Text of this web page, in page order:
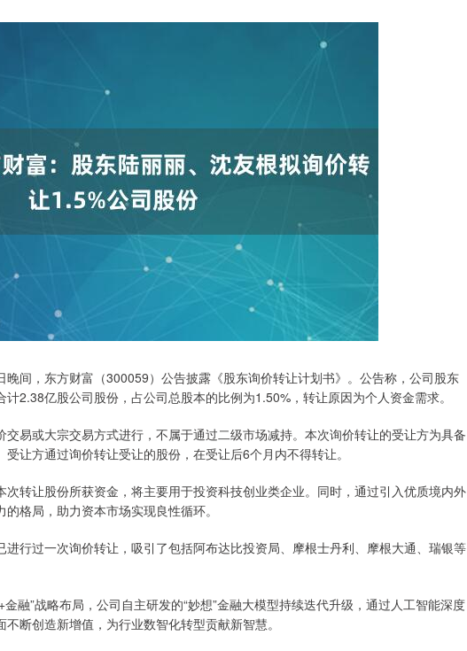
间，东方财富（300059）公告披露《股东询价转让计划书》。公告称，公司股东
2.38亿股公司股份，占公司总股本的比例为1.50%，转让原因为个人资金需求。
易或大宗交易方式进行，不属于通过二级市场减持。本次询价转让的受让方为具备
让方通过询价转让受让的股份，在受让后6个月内不得转让。
转让股份所获资金，将主要用于投资科技创业类企业。同时，通过引入优质境内外
格局，助力资本市场实现良性循环。
行过一次询价转让，吸引了包括阿布达比投资局、摩根士丹利、摩根大通、瑞银等
”战略布局，公司自主研发的“妙想”金融大模型持续迭代升级，通过人工智能深度
断创造新增值，为行业数智化转型贡献新智慧。